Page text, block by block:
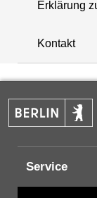
+
−
Erklärung
Kontakt
Service